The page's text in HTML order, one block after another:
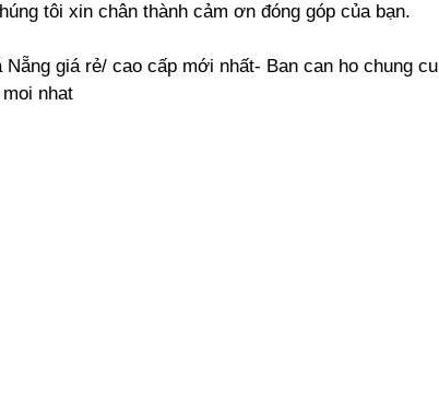
tôi xin chân thành cảm ơn đóng góp của bạn.
giá rẻ/ cao cấp mới nhất- Ban can ho chung cu
nhat